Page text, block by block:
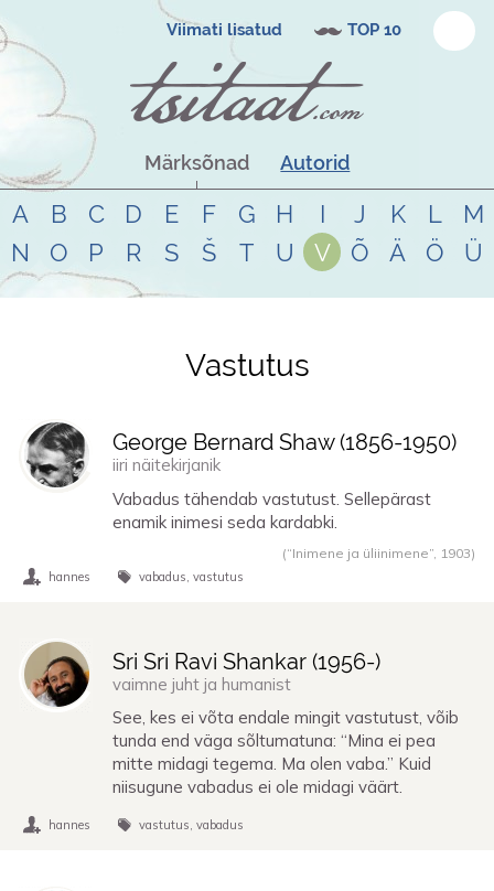
Viimati lisatud TOP 10
Märksõnad Autorid
A B C D E F G H I J K L
M
N
O P R S Š T U V Õ Ä Ö Ü
Tsitaadid teemalvastutus
Vastutus
George Bernard Shaw (1856-1950)
iiri näitekirjanik
Vabadus tähendab vastutust. Sellepärast
enamik inimesi seda kardabki.
(“Inimene ja üliinimene”, 1903)
hannes vabadus vastutus
Sri Sri Ravi Shankar (1956-)
vaimne juht ja humanist
See, kes ei võta endale mingit vastutust, võib
tunda end väga sõltumatuna: “Mina ei pea
mitte midagi tegema. Ma olen vaba.” Kuid
niisugune vabadus ei ole midagi väärt.
hannes vastutus vabadus